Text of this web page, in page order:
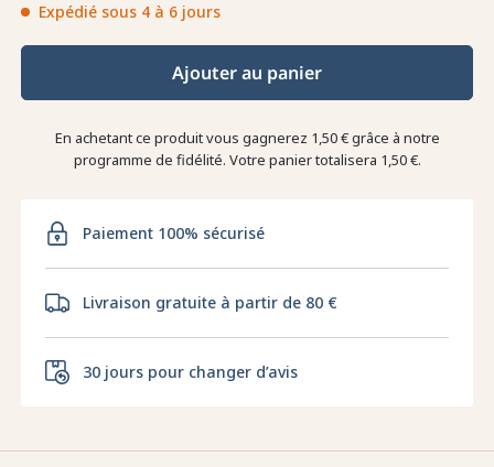
Expédié sous 4 à 6 jours
Ajouter au panier
En achetant ce produit vous gagnerez 1,50 €grâce à notre
programme de fidélité. Votre panier totalisera 1,50 €.
Paiement 100% sécurisé
Livraison gratuite à partir de 80 €
30 jours pour changer d’avis